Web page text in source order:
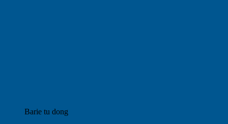
Barie tu dong